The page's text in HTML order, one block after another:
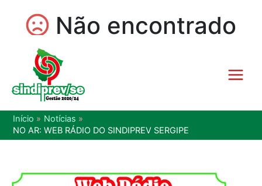
Início
Notícias
NO AR: WEB RÁDIO DO SINDIPREV SERGIPE